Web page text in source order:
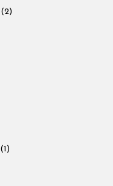
(2)
(1)